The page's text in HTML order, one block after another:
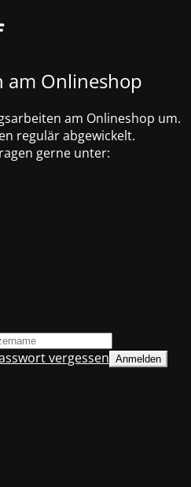
Onlineshop
am Onlineshop um.
regulär abgewickelt.
gerne unter:
vergessen